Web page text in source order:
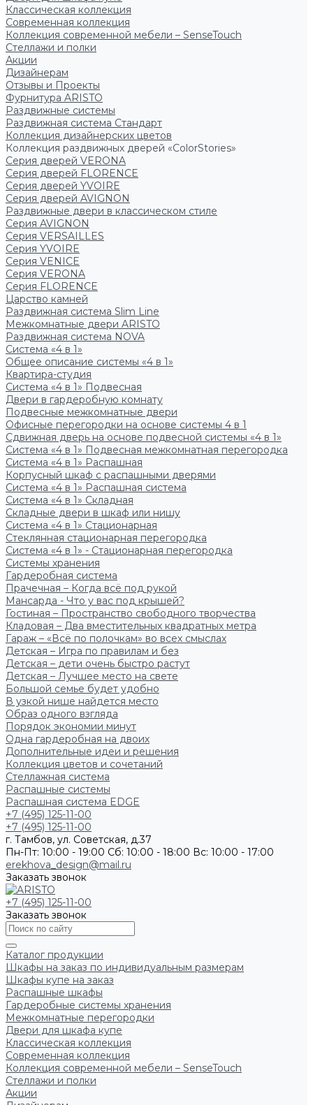
Классическая коллекция
Современная коллекция
Коллекция современной мебели – SenseTouch
Стеллажи и полки
Акции
Дизайнерам
Отзывы и Проекты
Фурнитура ARISTO
Раздвижные системы
Раздвижная система Стандарт
Коллекция дизайнерских цветов
Коллекция раздвижных дверей «ColorStories»
Серия дверей VERONA
Серия дверей FLORENCE
Серия дверей YVOIRE
Серия дверей AVIGNON
Раздвижные двери в классическом стиле
Серия AVIGNON
Серия VERSAILLES
Серия YVOIRE
Серия VENICE
Серия VERONA
Серия FLORENCE
Царство камней
Раздвижная система Slim Line
Межкомнатные двери ARISTO
Раздвижная система NOVA
Система «4 в 1»
Общее описание системы «4 в 1»
Квартира-студия
Система «4 в 1» Подвесная
Двери в гардеробную комнату
Подвесные межкомнатные двери
Офисные перегородки на основе системы 4 в 1
Сдвижная дверь на основе подвесной системы «4 в 1»
Система «4 в 1» Подвесная межкомнатная перегородка
Система «4 в 1» Распашная
Корпусный шкаф с распашными дверями
Система «4 в 1» Распашная система
Система «4 в 1» Складная
Складные двери в шкаф или нишу
Система «4 в 1» Стационарная
Стеклянная стационарная перегородка
Система «4 в 1» - Стационарная перегородка
Системы хранения
Гардеробная система
Прачечная – Когда всё под рукой
Мансарда - Что у вас под крышей?
Гостиная – Пространство свободного творчества
Кладовая – Два вместительных квадратных метра
Гараж – «Всё по полочкам» во всех смыслах
Детская – Игра по правилам и без
Детская – дети очень быстро растут
Детская – Лучшее место на свете
Большой семье будет удобно
В узкой нише найдется место
Образ одного взгляда
Порядок экономии минут
Одна гардеробная на двоих
Дополнительные идеи и решения
Коллекция цветов и сочетаний
Стеллажная система
Распашные системы
Распашная система EDGE
+7 (495) 125-11-00
+7 (495) 125-11-00
г. Тамбов, ул. Советская, д.37
Пн-Пт: 10:00 - 19:00 Сб: 10:00 - 18:00 Вс: 10:00 - 17:00
erekhova_design@mail.ru
Заказать звонок
+7 (495) 125-11-00
Заказать звонок
Каталог продукции
Шкафы на заказ по индивидуальным размерам
Шкафы купе на заказ
Распашные шкафы
Гардеробные системы хранения
Межкомнатные перегородки
Двери для шкафа купе
Классическая коллекция
Современная коллекция
Коллекция современной мебели – SenseTouch
Стеллажи и полки
Акции